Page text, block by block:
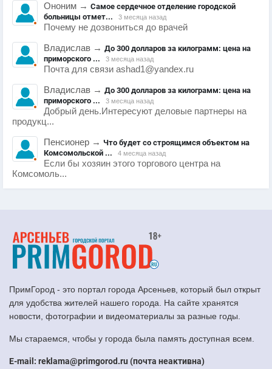
Ононим → Самое сердечное отделение городской
больницы отмет...
3 месяца назад
Почему не дозвониться до врачей
Владислав → До 300 долларов за килограмм: цена на
приморского ...
3 месяца назад
Почта для связи ashad1@yandex.ru
Владислав → До 300 долларов за килограмм: цена на
приморского ...
3 месяца назад
Добрый день.Интересуют деловые партнеры на
продукц...
Пенсионер → Что будет со строящимся объектом на
Комсомольской ...
4 месяца назад
Если бы хозяин этого торгового центра на
Комсомоль...
ПримГород - это портал города Арсеньев, который был открыт
для удобства жителей нашего города. На сайте хранятся
новости, фотографии и видеоматериалы за разные годы.
Мы стараемся, чтобы у города была память доступная всем.
E-mail: reklama@primgorod.ru (почта неактивна)